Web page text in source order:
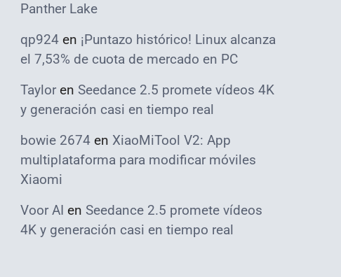
Panther Lake
qp924 en ¡Puntazo histórico! Linux alcanza
el 7,53% de cuota de mercado en PC
Taylor en Seedance 2.5 promete vídeos 4K
y generación casi en tiempo real
bowie 2674 en XiaoMiTool V2: App
multiplataforma para modificar móviles
Xiaomi
Voor AI en Seedance 2.5 promete vídeos
4K y generación casi en tiempo real